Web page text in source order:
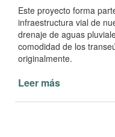
Este proyecto forma
infraestructura vial de
drenaje de aguas
comodidad de los
originalmente.
Leer más